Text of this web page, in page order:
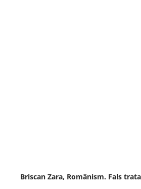
Briscan Zara, Românism. Fals